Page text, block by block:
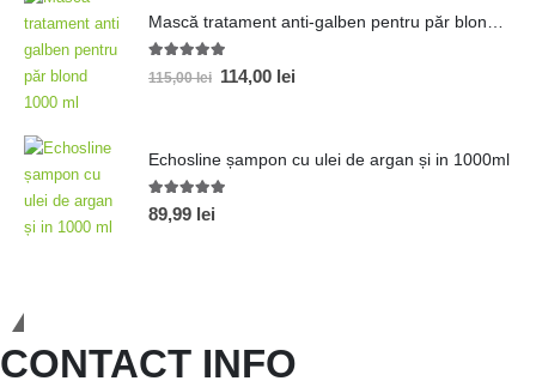
out of 5
115,00lei 114,00 lei
Echosline șampon cu ulei de argan și in 1000ml
5.00out of 5
89,99 lei
CONTACT INFO